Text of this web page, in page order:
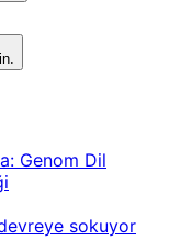
Genom Dil
sokuyor